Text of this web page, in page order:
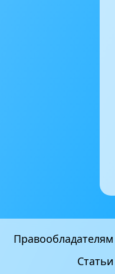
Правообладателям
Статьи